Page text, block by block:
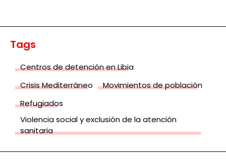
Tags
Centros de detención en Libia
Crisis Mediterráneo
Movimientos de población
Refugiados
Violencia social y exclusión de la atención
sanitaria